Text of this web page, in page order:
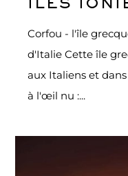
ÎLES
Corfou - l'île
d'Italie Cette île
aux Italiens et
à l'œil nu :...